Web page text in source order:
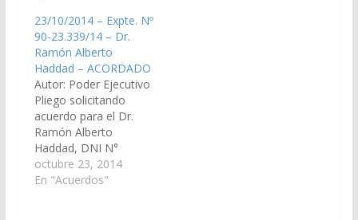
Judicial de la Provincia
de Salta, arbitre los
medios necesarios
para la integración de
un Tercer Juez de la
Sala II del Tribunal de
Juicio del…
23/10/2014 – Expte. Nº
90-23.339/14 – Dr.
Ramón Alberto
Haddad – ACORDADO
Autor: Poder Ejecutivo
Pliego solicitando
acuerdo para el Dr.
Ramón Alberto
Haddad, DNI N°
16.806.416, en el cargo
de Juez del Tribunal de
octubre 23, 2014
En "Acuerdos"